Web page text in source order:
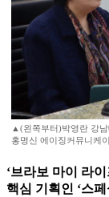
▲(왼쪽부터)박영란 강
홍명신 에이징커뮤니케
‘브라보 마이 라
핵심 기획인 ‘스